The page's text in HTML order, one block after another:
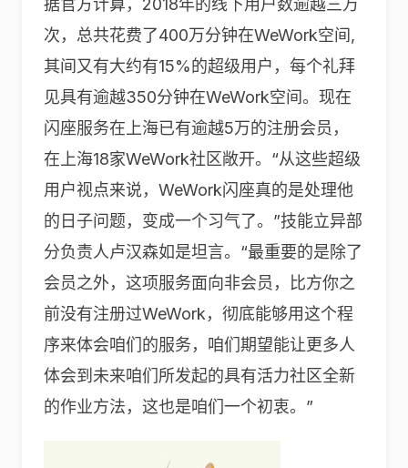
据官方计算，2018年的线下用户数逾越三万
次，总共花费了400万分钟在WeWork空间,
其间又有大约有15%的超级用户，每个礼拜
见具有逾越350分钟在WeWork空间。现在
闪座服务在上海已有逾越5万的注册会员，
在上海18家WeWork社区敞开。“从这些超级
用户视点来说，WeWork闪座真的是处理他
的日子问题，变成一个习气了。”技能立异部
分负责人卢汉森如是坦言。“最重要的是除了
会员之外，这项服务面向非会员，比方你之
前没有注册过WeWork，彻底能够用这个程
序来体会咱们的服务，咱们期望能让更多人
体会到未来咱们所发起的具有活力社区全新
的作业方法，这也是咱们一个初衷。”